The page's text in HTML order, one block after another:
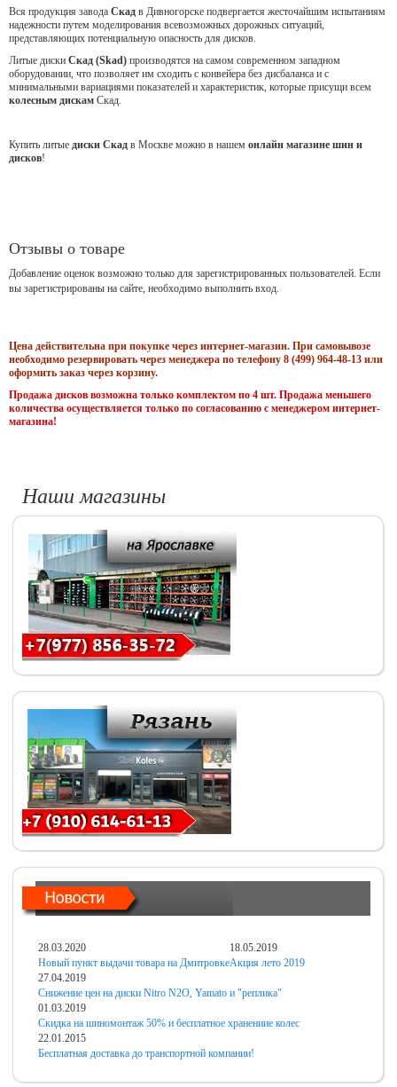
Вся продукция завода Скад в Дивногорске подвергается жесточайшим испытаниям
надежности путем моделирования всевозможных дорожных ситуаций,
представляющих потенциальную опасность для дисков.
Литые диски Скад (Skad) производятся на самом современном западном
оборудовании, что позволяет им сходить с конвейера без дисбаланса и с
минимальными вариациями показателей и характеристик, которые присущи всем
колесным дискам Скад.
Купить литые диски Скад в Москве можно в нашем онлайн магазине шин и
дисков!
Отзывы о товаре
Добавление оценок возможно только для зарегистрированных пользователей. Если
вы зарегистрированы на сайте, необходимо выполнить вход.
Цена действительна при покупке через интернет-магазин. При самовывозе
необходимо резервировать через менеджера по телефону 8 (499) 964-48-13 или
оформить заказ через корзину.
Продажа дисков возможна только комплектом по 4 шт. Продажа меньшего
количества осуществляется только по согласованию с менеджером интернет-
магазина!
Наши магазины
28.03.2020
Новый пункт выдачи товара на Дмитровке
18.05.2019
Акция лето 2019
27.04.2019
Снижение цен на диски Nitro N2O, Yamato и "реплика"
01.03.2019
Скидка на шиномонтаж 50% и бесплатное хранениие колес
22.01.2015
Бесплатная доставка до транспортной компании!